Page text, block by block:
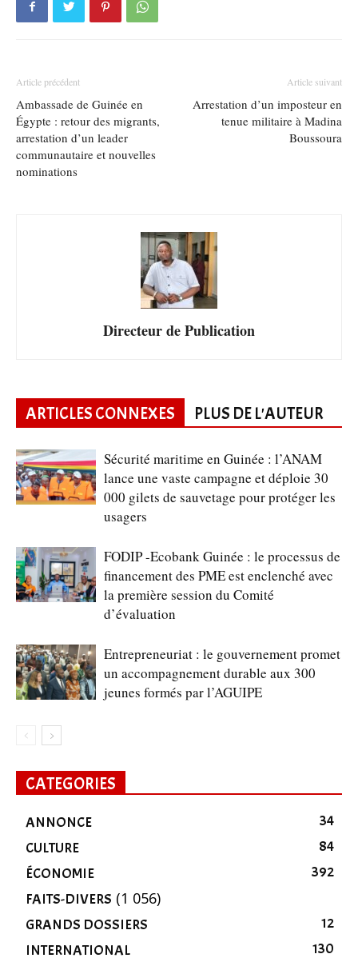
Article précédent
Ambassade de Guinée en
Égypte : retour des migrants,
arrestation d’un leader
communautaire et nouvelles
nominations
Article suivant
Arrestation d’un imposteur en
tenue militaire à Madina
Boussoura
Directeur de Publication
ARTICLES CONNEXES PLUS DE L'AUTEUR
Sécurité maritime en Guinée : l’ANAM
lance une vaste campagne et déploie 30
000 gilets de sauvetage pour protéger les
usagers
FODIP -Ecobank Guinée : le processus de
financement des PME est enclenché avec
la première session du Comité
d’évaluation
Entrepreneuriat : le gouvernement promet
un accompagnement durable aux 300
jeunes formés par l’AGUIPE
CATEGORIES
ANNONCE
34
CULTURE
84
ÉCONOMIE
392
FAITS-DIVERS (1 056)
GRANDS DOSSIERS
12
INTERNATIONAL
130